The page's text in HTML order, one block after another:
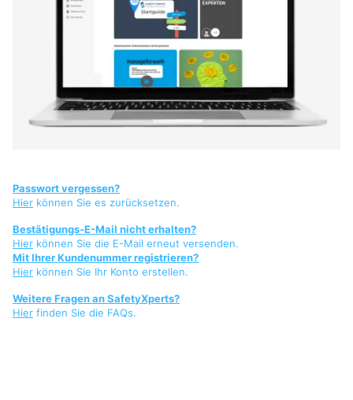
Passwort vergessen?
Hier können Sie es zurücksetzen.
Bestätigungs-E-Mail nicht erhalten?
Hier können Sie die E-Mail erneut versenden.
Mit Ihrer Kundenummer registrieren?
Hier können Sie Ihr Konto erstellen.
Weitere Fragen an SafetyXperts?
Hier finden Sie die FAQs.